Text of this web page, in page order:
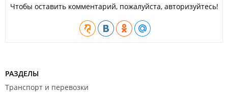
Чтобы оставить комментарий, пожалуйста, авторизуйтесь!
РАЗДЕЛЫ
Транспорт и перевозки